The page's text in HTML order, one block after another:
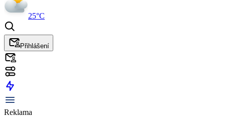
25°C
Přihlášení
Reklama